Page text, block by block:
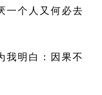
一个人又何必去
我明白：因果不